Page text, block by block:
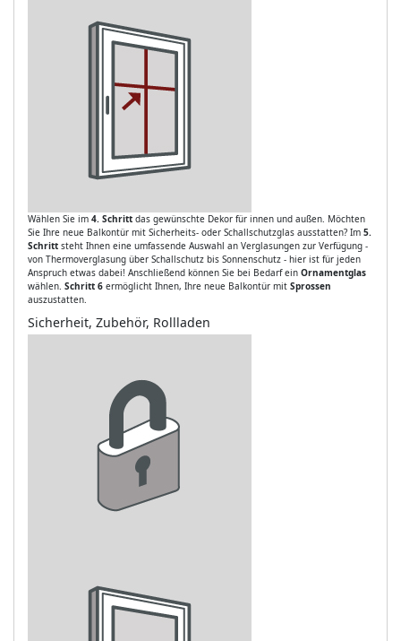
Wählen Sie im 4. Schritt das gewünschte Dekor für innen und außen. Möchten
Sie Ihre neue Balkontür mit Sicherheits- oder Schallschutzglas ausstatten? Im 5.
Schritt steht Ihnen eine umfassende Auswahl an Verglasungen zur Verfügung -
von Thermoverglasung über Schallschutz bis Sonnenschutz - hier ist für jeden
Anspruch etwas dabei! Anschließend können Sie bei Bedarf ein Ornamentglas
wählen. Schritt 6 ermöglicht Ihnen, Ihre neue Balkontür mit Sprossen
auszustatten.
Sicherheit, Zubehör, Rollladen